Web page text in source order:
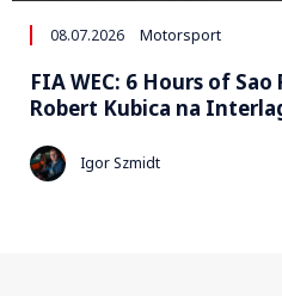
08.07.2026 Motorsport
FIA WEC: 6 Hours of Sao
Robert Kubica na
Igor Szmidt